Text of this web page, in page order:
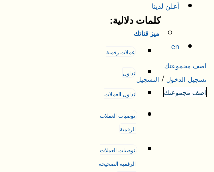
أعلن لدينا
ميز قناتك
en
اضف مجموعتك
تسجيل الدخول / التسجيل
اضف مجموعتك
كلمات دلالية:
عملات رقمية
تداول
تداول العملات
الرقمية